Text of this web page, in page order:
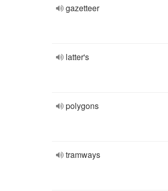
gazetteer
latter's
polygons
tramways